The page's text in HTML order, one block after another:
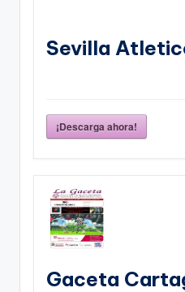
Sevilla
¡Descarga ahora!
Gaceta